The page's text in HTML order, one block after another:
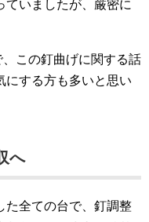
ていましたが、厳密に
この釘曲げに関する話
にする方も多いと思い
へ
た全ての台で、釘調整